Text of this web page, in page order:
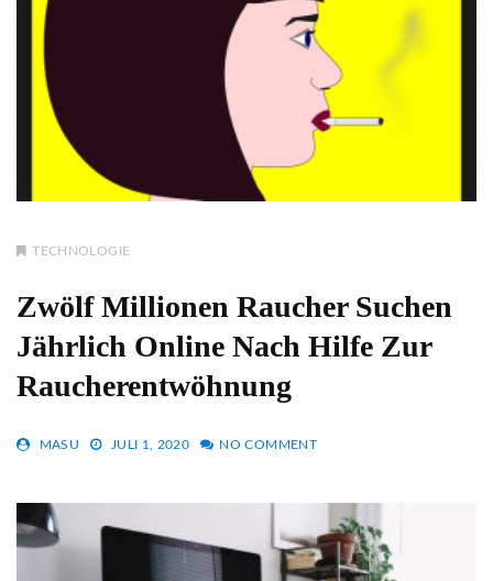
TECHNOLOGIE
Zwölf Millionen Raucher Suchen
Jährlich Online Nach Hilfe Zur
Raucherentwöhnung
MASU JULI 1, 2020 NO COMMENT